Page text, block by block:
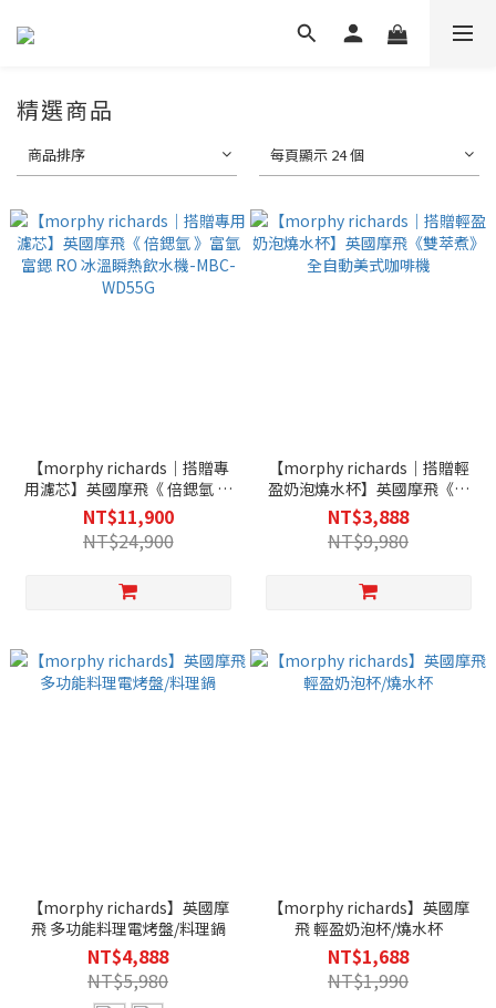
精選商品
商品排序 每頁顯示 24 個
【morphy richards｜搭贈專
用濾芯】英國摩飛《 倍鍶氫 》
富氫富鍶 RO 冰溫瞬熱飲水機-
MBC-WD55G
NT$11,900
NT$24,900
【morphy richards｜搭贈輕
盈奶泡燒水杯】英國摩飛《雙
萃煮》全自動美式咖啡機
NT$3,888
NT$9,980
【morphy richards】英國摩
飛 多功能料理電烤盤/料理鍋
NT$4,888
NT$5,980
【morphy richards】英國摩
飛 輕盈奶泡杯/燒水杯
NT$1,688
NT$1,990